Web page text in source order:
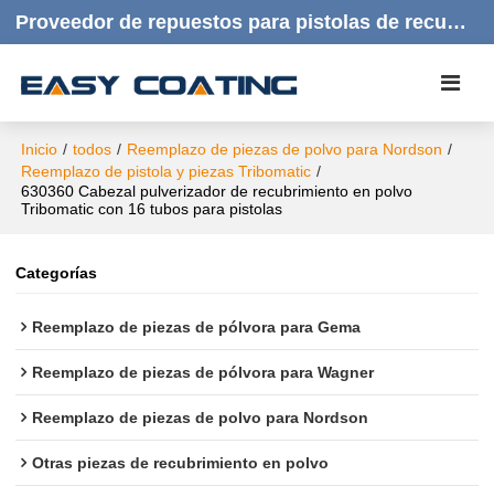
Proveedor de repuestos para pistolas de recubrimiento en polvo | Productos de calidad, respuesta rápida y atención al cliente amable.
Inicio / todos / Reemplazo de piezas de polvo para Nordson /
Reemplazo de pistola y piezas Tribomatic /
630360 Cabezal pulverizador de recubrimiento en polvo
Tribomatic con 16 tubos para pistolas
Categorías
Reemplazo de piezas de pólvora para Gema
Reemplazo de piezas de pólvora para Wagner
Reemplazo de piezas de polvo para Nordson
Otras piezas de recubrimiento en polvo